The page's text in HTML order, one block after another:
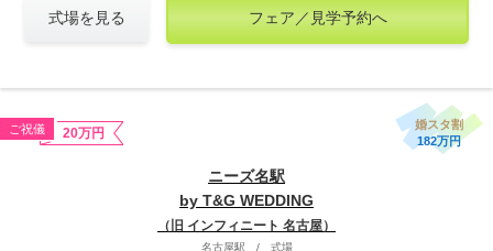
式場を見る フェア／見学予約へ
ご祝儀 20万円
婚スタ割
182万円
ニーズ名駅
by T&G WEDDING
（旧 インフィニート 名古屋）
名古屋駅 / 式場